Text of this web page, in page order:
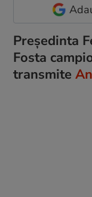
Preşedinta
Fosta
transmite